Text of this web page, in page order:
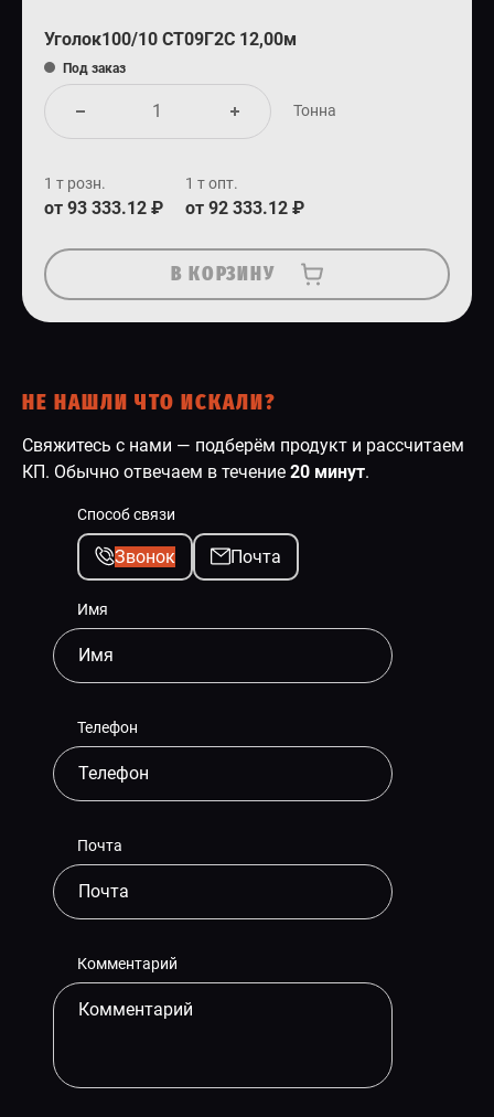
Уголок100/10 СТ09Г2С 12,00м
Под заказ
Тонна
1 т розн.
от 93 333.12 ₽
1 т опт.
от 92 333.12 ₽
В КОРЗИНУ
НЕ НАШЛИ ЧТО ИСКАЛИ?
Свяжитесь с нами — подберём продукт и рассчитаем
КП. Обычно отвечаем в течение 20 минут.
Способ связи
Звонок Почта
Имя
Телефон
Почта
Комментарий